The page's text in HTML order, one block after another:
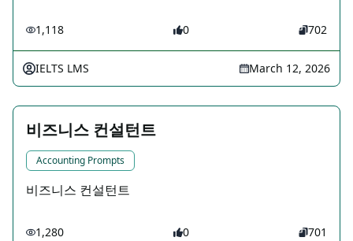
1,118 0 702
IELTS LMS March 12, 2026
비즈니스 컨설턴트
Accounting Prompts
비즈니스 컨설턴트
1,280 0 701